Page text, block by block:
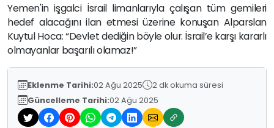
Yemen'in işgalci İsrail limanlarıyla çalışan tüm gemileri
hedef alacağını ilan etmesi üzerine konuşan Alparslan
Kuytul Hoca: “Devlet dediğin böyle olur. İsrail’e karşı kararlı
olmayanlar başarılı olamaz!”
Eklenme Tarihi:02 Ağu 2025
2 dk okuma süresi
Güncelleme Tarihi:02 Ağu 2025